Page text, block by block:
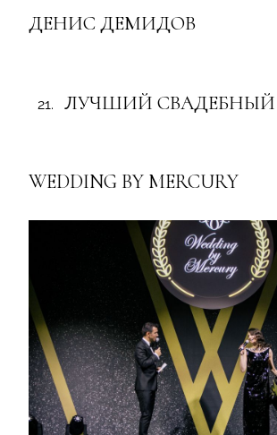
ДЕНИС ДЕМИДОВ
ЛУЧШИЙ СВАДЕБНЫЙ
WEDDING BY MERCURY